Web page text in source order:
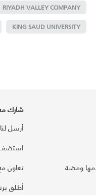
RIYADH VALLEY COMPANY
KING SAUD UNIVERSITY
ومضة
شارك
أرسل
تعاون
أطلق